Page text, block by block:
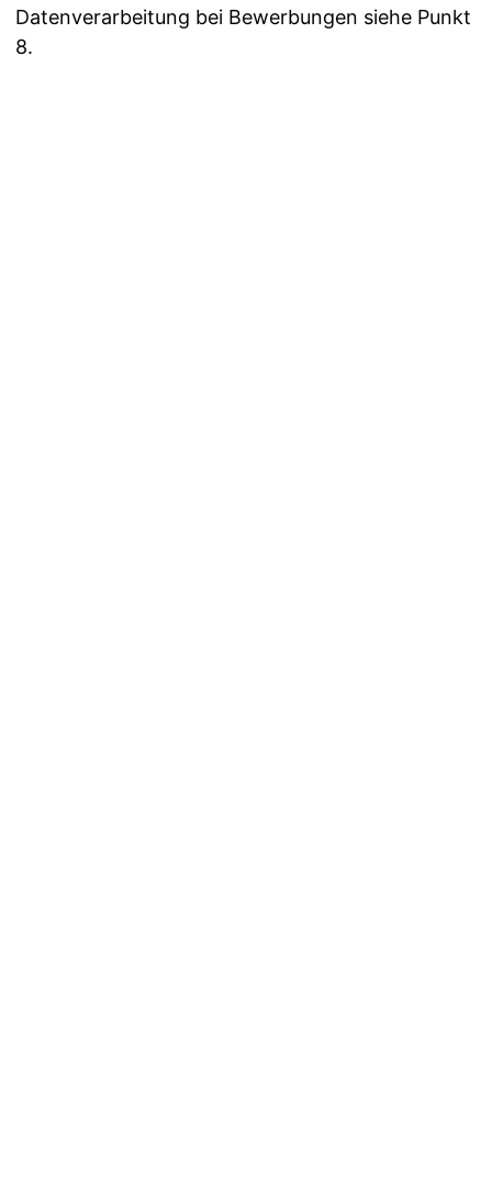
Datenverarbeitung bei Bewerbungen siehe Punkt
8.